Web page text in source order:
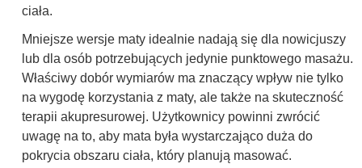
ciała.
Mniejsze wersje maty idealnie nadają się dla nowicjuszy
lub dla osób potrzebujących jedynie punktowego masażu.
Właściwy dobór wymiarów ma znaczący wpływ nie tylko
na wygodę korzystania z maty, ale także na skuteczność
terapii akupresurowej. Użytkownicy powinni zwrócić
uwagę na to, aby mata była wystarczająco duża do
pokrycia obszaru ciała, który planują masować.